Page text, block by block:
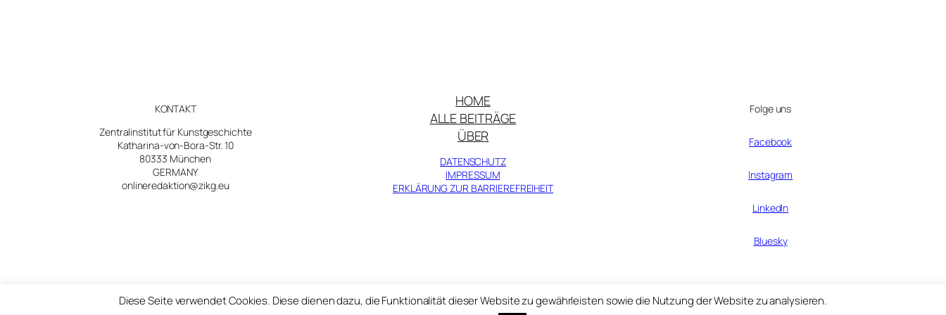
KONTAKT
Zentralinstitut für Kunstgeschichte
Katharina-von-Bora-Str. 10
80333 München
GERMANY
onlineredaktion@zikg.eu
HOME
ALLE BEITRÄGE
ÜBER
DATENSCHUTZ
IMPRESSUM
ERKLÄRUNG ZUR BARRIEREFREIHEIT
Folge uns
Facebook
Instagram
LinkedIn
Bluesky
Diese Seite verwendet Cookies. Diese dienen dazu, die Funktionalität dieser Website zu gewährleisten sowie die Nutzung der Website zu analysieren.